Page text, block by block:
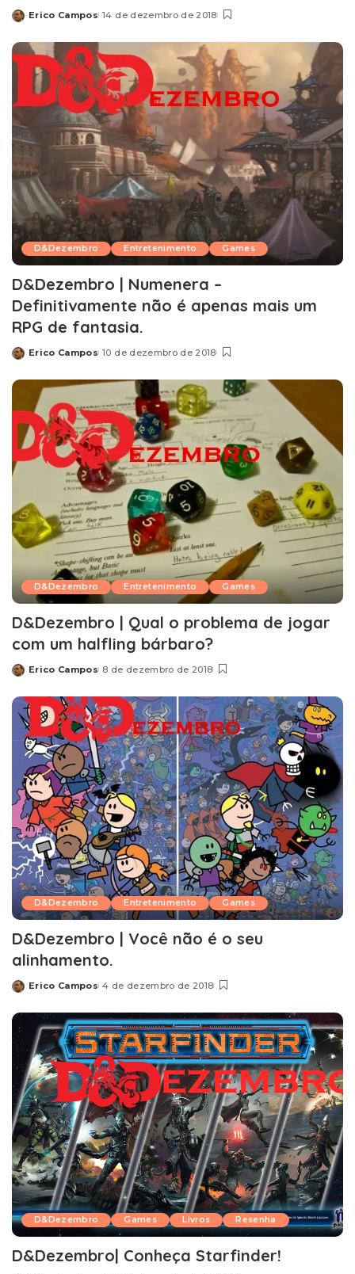
Posted
Erico Campos 14 de dezembro de 2018
D&Dezembro Entretenimento Games
D&Dezembro | Numenera –
Definitivamente não é apenas mais um
RPG de fantasia.
Posted
Erico Campos 10 de dezembro de 2018
D&Dezembro Entretenimento Games
D&Dezembro | Qual o problema de jogar
com um halfling bárbaro?
Posted
Erico Campos 8 de dezembro de 2018
D&Dezembro Entretenimento Games
D&Dezembro | Você não é o seu
alinhamento.
Posted
Erico Campos 4 de dezembro de 2018
D&Dezembro Games Livros Resenha
D&Dezembro| Conheça Starfinder!